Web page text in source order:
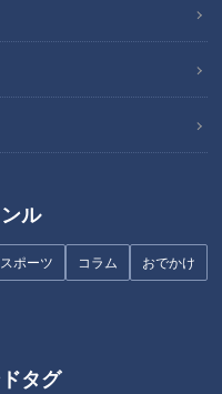
ル
スポーツ コラム おでかけ
タグ
列の正体は “五感を楽しま
るパン”？午前4時から仕込み
き合う、若手実力派パン職
密着！
リふわバゲットが大人気！お